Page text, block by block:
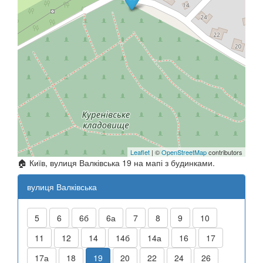
Leaflet | ©OpenStreetMapcontributors
🏠 Київ, вулиця Валківська 19 на мапі з будинками.
вулиця Валківська
5 6 6б 6а 7 8 9
10
11
12 14 14б 14а 16
17
17а
18 19 20 22 24 26